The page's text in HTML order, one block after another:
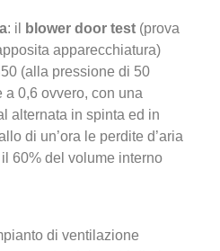
: il blower door test (prova
apparecchiatura)
(alla pressione di 50
a 0,6 ovvero, con una
alternata in spinta ed in
di un’ora le perdite d’aria
60% del volume interno
di ventilazione